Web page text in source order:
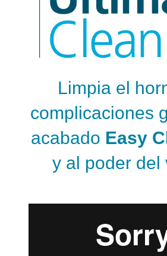
Limpia el
complicaciones
acabado Easy
y al poder del